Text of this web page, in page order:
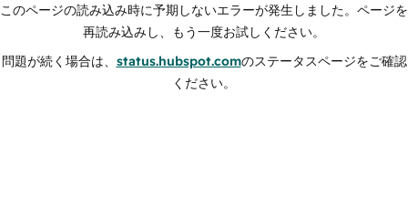
このページの読み込み時に予期しないエラーが発生しました。ページを
再読み込みし、もう一度お試しください。
問題が続く場合は、 status.hubspot.comのステータスページをご確認
ください。